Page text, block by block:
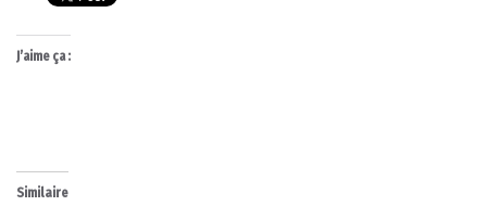
J’aime ça :
Similaire